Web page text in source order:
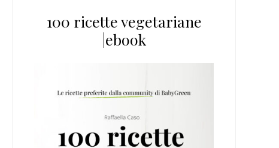
100 ricette vegetariane
|ebook